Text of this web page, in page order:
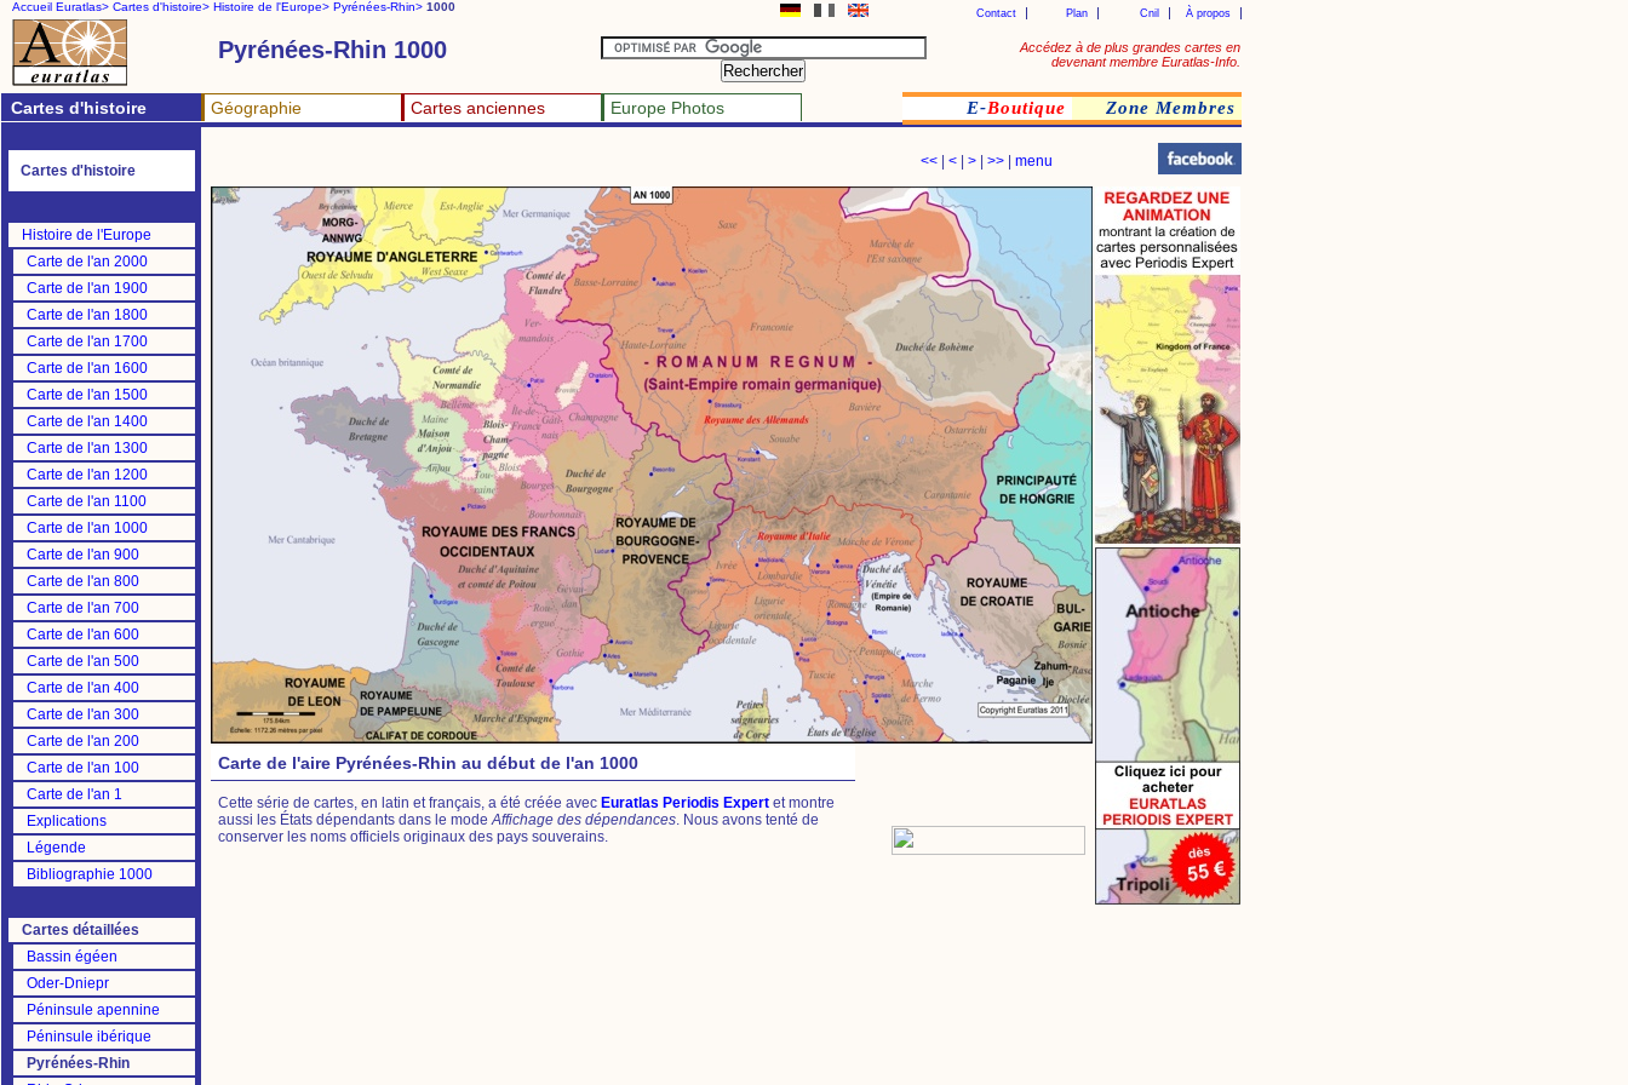
Accueil Euratlas> Cartes d'histoire> Histoire de l'Europe> Pyrénées-Rhin> 1000
Accédez à de plus grandes cartes en
devenant membre Euratlas-Info.
À propos
Cnil
Plan
Contact
Pyrénées-Rhin 1000
Cartes d'histoire Géographie Cartes anciennes Europe Photos E-Boutique Zone Membres
Cartes d'histoire
Histoire de l'Europe
Carte de l'an 2000
Carte de l'an 1900
Carte de l'an 1800
Carte de l'an 1700
Carte de l'an 1600
Carte de l'an 1500
Carte de l'an 1400
Carte de l'an 1300
Carte de l'an 1200
Carte de l'an 1100
Carte de l'an 1000
Carte de l'an 900
Carte de l'an 800
Carte de l'an 700
Carte de l'an 600
Carte de l'an 500
Carte de l'an 400
Carte de l'an 300
Carte de l'an 200
Carte de l'an 100
Carte de l'an 1
Explications
Légende
Bibliographie 1000
Cartes détaillées
Bassin égéen
Oder-Dniepr
Péninsule apennine
Péninsule ibérique
Pyrénées-Rhin
<< < > >> menu
Carte de l'aire Pyrénées-Rhin au début de l'an 1000
Cette série de cartes, en latin et français, a été créée avec Euratlas Periodis Expert et montre
aussi les États dépendants dans le modeAffichage des dépendances. Nous avons tenté de
conserver les noms officiels originaux des pays souverains.